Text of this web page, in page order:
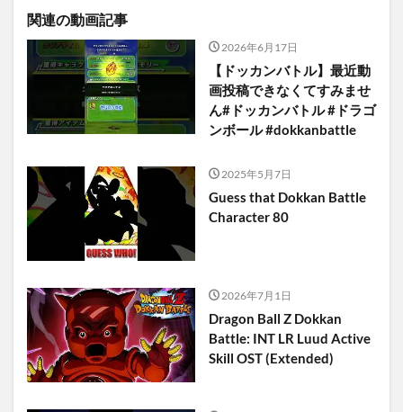
関連の動画記事
2026年6月17日
【ドッカンバトル】最近動
画投稿できなくてすみませ
ん#ドッカンバトル #ドラゴ
ンボール #dokkanbattle
2025年5月7日
Guess that Dokkan Battle
Character 80
2026年7月1日
Dragon Ball Z Dokkan
Battle: INT LR Luud Active
Skill OST (Extended)